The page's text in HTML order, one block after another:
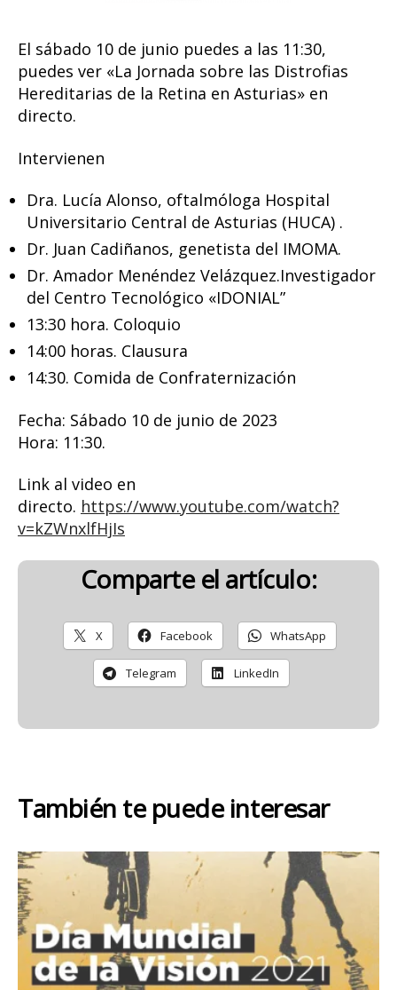
El sábado 10 de junio puedes a las 11:30,
puedes ver «La Jornada sobre las Distrofias
Hereditarias de la Retina en Asturias» en
directo.
Intervienen
Dra. Lucía Alonso, oftalmóloga Hospital
Universitario Central de Asturias (HUCA) .
Dr. Juan Cadiñanos, genetista del IMOMA.
Dr. Amador Menéndez Velázquez.Investigador
del Centro Tecnológico «IDONIAL”
13:30 hora. Coloquio
14:00 horas. Clausura
14:30. Comida de Confraternización
Fecha: Sábado 10 de junio de 2023
Hora: 11:30.
Link al video en
directo. https://www.youtube.com/watch?
v=kZWnxlfHjIs
Comparte el artículo:
X Facebook WhatsApp
Telegram LinkedIn
También te puede interesar